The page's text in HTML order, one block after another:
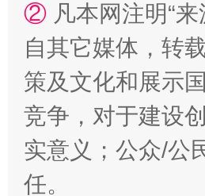
② 凡本网注明“
自其它媒体，转
策及文化和展示
竞争，对于建设
实意义；公众/公
任。